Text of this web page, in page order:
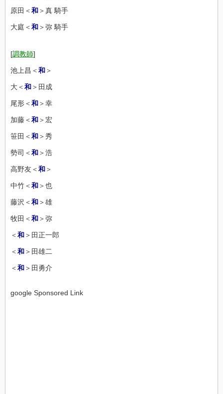
原田＜和＞真 騎手
大庭＜和＞弥 騎手
[調教師]
池上昌＜和＞
大＜和＞田成
尾形＜和＞幸
加藤＜和＞宏
笹田＜和＞秀
勢司＜和＞浩
高野友＜和＞
中竹＜和＞也
藤沢＜和＞雄
牧田＜和＞弥
＜和＞田正一郎
＜和＞田雄二
＜和＞田勇介
google Sponsored Link